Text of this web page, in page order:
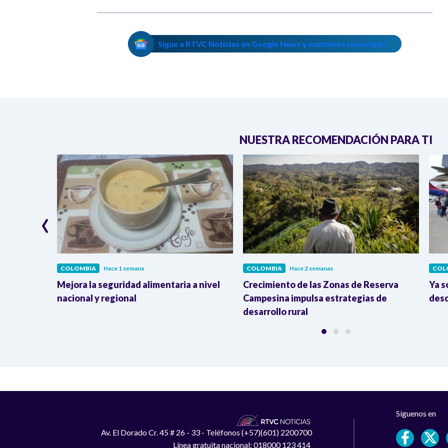
Sigue a RTVC Noticias en Google News y mantente conectado
NUESTRA RECOMENDACIÓN PARA TI
COLOMBIA Hace 1 semana
Mejora la seguridad alimentaria a nivel
nacional y regional
COLOMBIA Hace 2 semanas
Crecimiento de las Zonas de Reserva
Campesina impulsa estrategias de
desarrollo rural
Ya
‹
Av. El Dorado Cr. 45 # 26 - 33 - Teléfonos (+57)(601) 2200700
Línea gratuita nacional: 018000 123 414
Síguenos en